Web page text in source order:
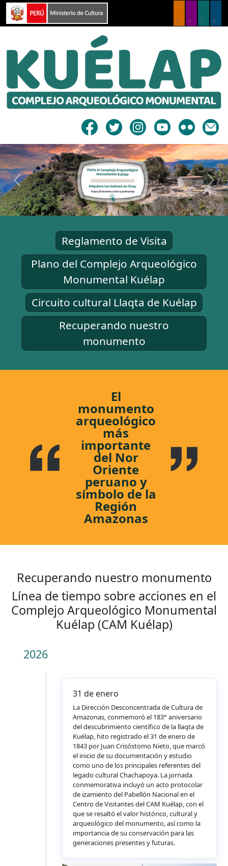
Previous Next
Reglamento de Visita
Plano del Complejo Arqueológico
Monumental Kuélap
Circuito cultural Llaqta de Kuélap
Recuperando nuestro
monumento
El
monumento
arqueológico
más
importante
del Nor
Oriente
peruano y
símbolo de la
Región
Amazonas
Recuperando nuestro monumento
Línea de tiempo sobre acciones en el
Complejo Arqueológico Monumental
Kuélap (CAM Kuélap)
2026
31 de enero
La Dirección Desconcentrada de Cultura de
Amazonas, conmemoró el 183° aniversario
del descubrimiento científico de la llaqta de
Kuélap, hito registrado el 31 de enero de
1843 por Juan Crisóstomo Nieto, que marcó
el inicio de su documentación y estudio
como uno de los principales referentes del
legado cultural Chachapoya. La jornada
conmemorativa incluyó un acto protocolar
de izamiento del Pabellón Nacional en el
Centro de Visitantes del CAM Kuélap, con el
que se resaltó el valor histórico, cultural y
arqueológico del monumento, así como la
importancia de su conservación para las
generaciones presentes y futuras.